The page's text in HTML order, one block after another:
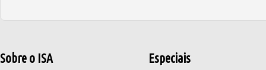
Sobre o ISA Especiais